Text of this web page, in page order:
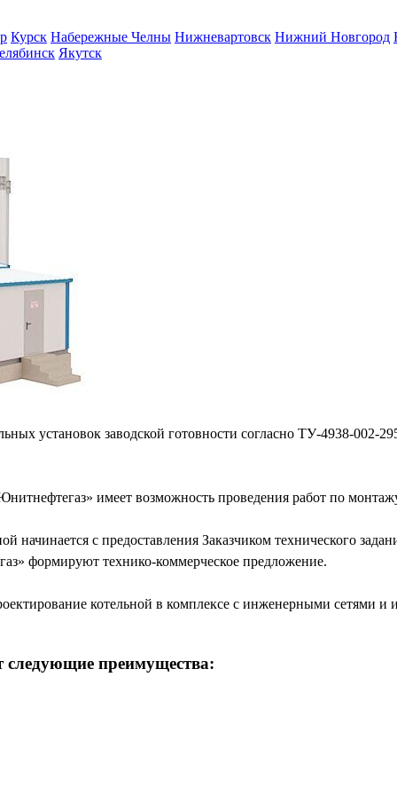
Курск Набережные Челны Нижневартовск Нижний Новгород
Якутск
установок заводской готовности согласно ТУ-4938-002-
имеет возможность проведения работ по
начинается с предоставления Заказчиком технического
формируют технико-коммерческое предложение.
котельной в комплексе с инженерными сетями и
следующие преимущества: